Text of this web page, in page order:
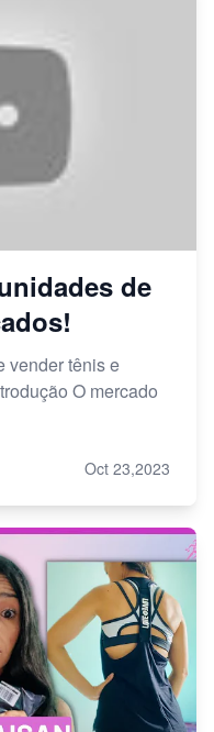
de
vender tênis e
O mercado
Oct 23,2023